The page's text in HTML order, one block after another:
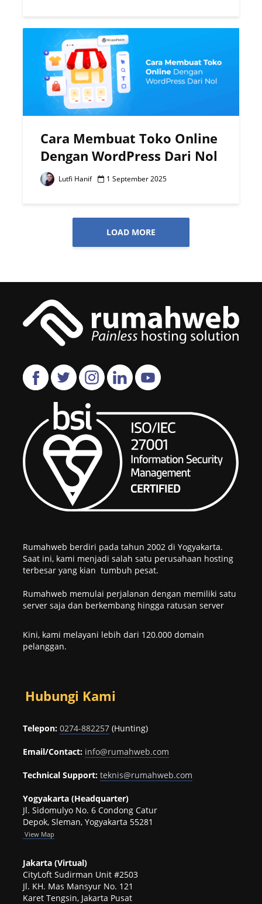
Cara Membuat Toko Online
Dengan WordPress Dari Nol
Lutfi Hanif 1 September 2025
LOAD MORE
Rumahweb berdiri pada tahun 2002 di Yogyakarta.
Saat ini, kami menjadi salah satu perusahaan hosting
terbesar yang kian tumbuh pesat.
Rumahweb memulai perjalanan dengan memiliki satu
server saja dan berkembang hingga ratusan server
Kini, kami melayani lebih dari 120.000 domain
pelanggan.
Hubungi Kami
Telepon: 0274-882257 (Hunting)
Email/Contact: info@rumahweb.com
Technical Support: teknis@rumahweb.com
Yogyakarta (Headquarter)
Jl. Sidomulyo No. 6 Condong Catur
Depok, Sleman, Yogyakarta 55281
View Map
Jakarta (Virtual)
CityLoft Sudirman Unit #2503
Jl. KH. Mas Mansyur No. 121
Karet Tengsin, Jakarta Pusat